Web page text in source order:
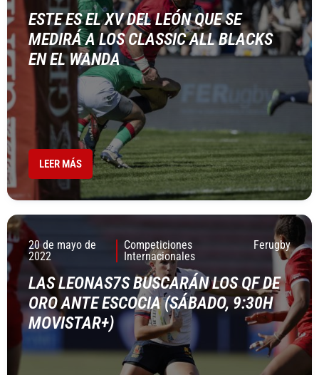
ESTE ES EL XV DEL LEÓN QUE SE
MEDIRÁ A LOS CLASSIC ALL BLACKS
EN EL WANDA
LEER MÁS
20 de mayo de
2022
Competiciones
Internacionales
Ferugby
LAS LEONAS7S BUSCARÁN LOS QF DE
ORO ANTE ESCOCIA (SÁBADO, 9:30H
MOVISTAR+)